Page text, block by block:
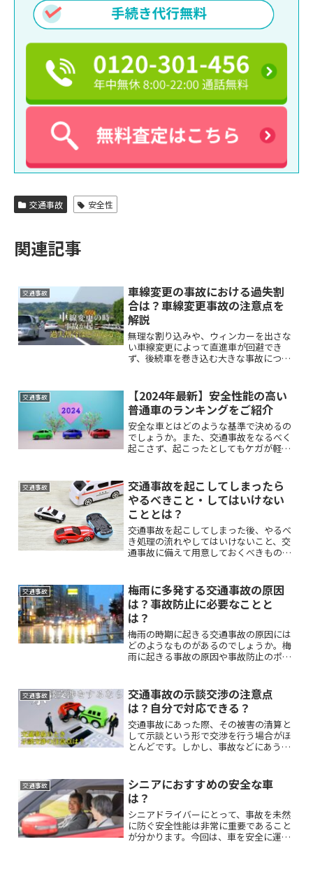
交通事故 安全性
関連記事
交通事故
車線変更の事故における過失割
合は？車線変更事故の注意点を
解説
無理な割り込みや、ウィンカーを出さな
い車線変更によって直進車が回避でき
ず、後続車を巻き込む大きな事故につな
線変更を行った車と直進車、双方の過失
割合はどのようにして決まるのか、ご存
じでしょうか。
交通事故
【2024年最新】安全性能の高い
普通車のランキングをご紹介
安全な車とはどのような基準で決めるの
でしょうか。また、交通事故をなるべく
起こさず、起こったとしてもケガが軽く
や安全性能の高い普通車の車種をご紹介
します。
交通事故
交通事故を起こしてしまったら
やるべきこと・してはいけない
こととは？
交通事故を起こしてしまった後、やるべ
き処理の流れやしてはいけないこと、交
通事故に備えて用意しておくべきものな
す。
交通事故
梅雨に多発する交通事故の原因
は？事故防止に必要なことと
は？
梅雨の時期に起きる交通事故の原因には
どのようなものがあるのでしょうか。梅
雨に起きる事故の原因や事故防止のポイ
交通事故
交通事故の示談交渉の注意点
は？自分で対応できる？
交通事故にあった際、その被害の清算と
して示談という形で交渉を行う場合がほ
とんどです。しかし、事故などにあうこ
う人の方が少ないのではないでしょう
か？あまり知られていない交通事故の示
談交渉時の注意点や示談交渉に必要な書
類について、こちらでご紹介します。
交通事故
シニアにおすすめの安全な車
は？
シニアドライバーにとって、事故を未然
に防ぐ安全性能は非常に重要であること
が分かります。今回は、車を安全に運転